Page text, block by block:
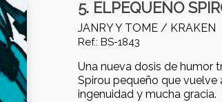
5. ELPEQUEÑO
JANRY Y TOME / KRAKEN
Ref.: BS-1843
Una nueva dosis de humor
Spirou pequeño que
ingenuidad y mucha gracia.